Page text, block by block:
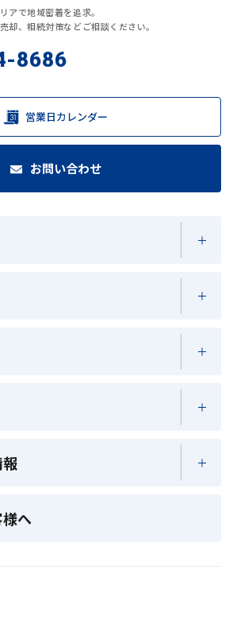
アで地域密着を追求。
却、相続対策などご相談ください。
8686
営業日カレンダー
お問い合わせ
へ